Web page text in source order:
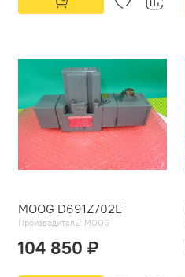
MOOG D691Z702E
Производитель: MOOG
104 850 ₽